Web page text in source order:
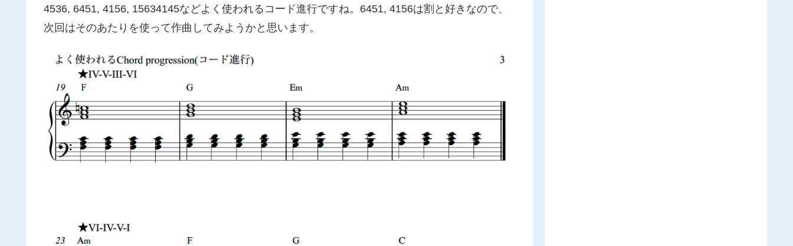
4536, 6451, 4156, 15634145などよく使われるコード進行ですね。6451, 4156は割と好きなので、
次回はそのあたりを使って作曲してみようかと思います。